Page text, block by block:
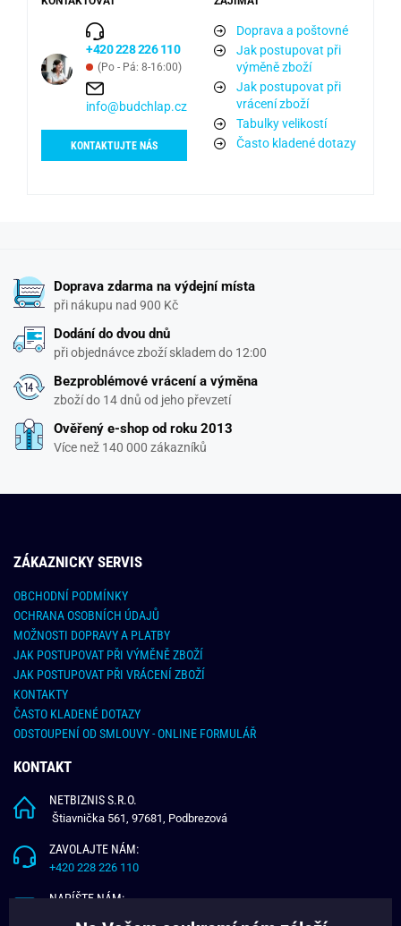
+420 228 226 110
(Po - Pá: 8-16:00)
info@budchlap.cz
KONTAKTUJTE NÁS
Doprava a poštovné
Jak postupovat při
výměně zboží
Jak postupovat při
vrácení zboží
Tabulky velikostí
Často kladené dotazy
Doprava zdarma na výdejní místa
při nákupu nad 900 Kč
Dodání do dvou dnů
při objednávce zboží skladem do 12:00
Bezproblémové vrácení a výměna
zboží do 14 dnů od jeho převzetí
Ověřený e-shop od roku 2013
Více než 140 000 zákazníků
ZÁKAZNICKY SERVIS
OBCHODNÍ PODMÍNKY
OCHRANA OSOBNÍCH ÚDAJŮ
MOŽNOSTI DOPRAVY A PLATBY
JAK POSTUPOVAT PŘI VÝMĚNĚ ZBOŽÍ
JAK POSTUPOVAT PŘI VRÁCENÍ ZBOŽÍ
KONTAKTY
ČASTO KLADENÉ DOTAZY
ODSTOUPENÍ OD SMLOUVY - ONLINE FORMULÁŘ
KONTAKT
NETBIZNIS S.R.O.
Štiavnička 561, 97681, Podbrezová
ZAVOLAJTE NÁM:
+420 228 226 110
NAPÍŠTE NÁM: